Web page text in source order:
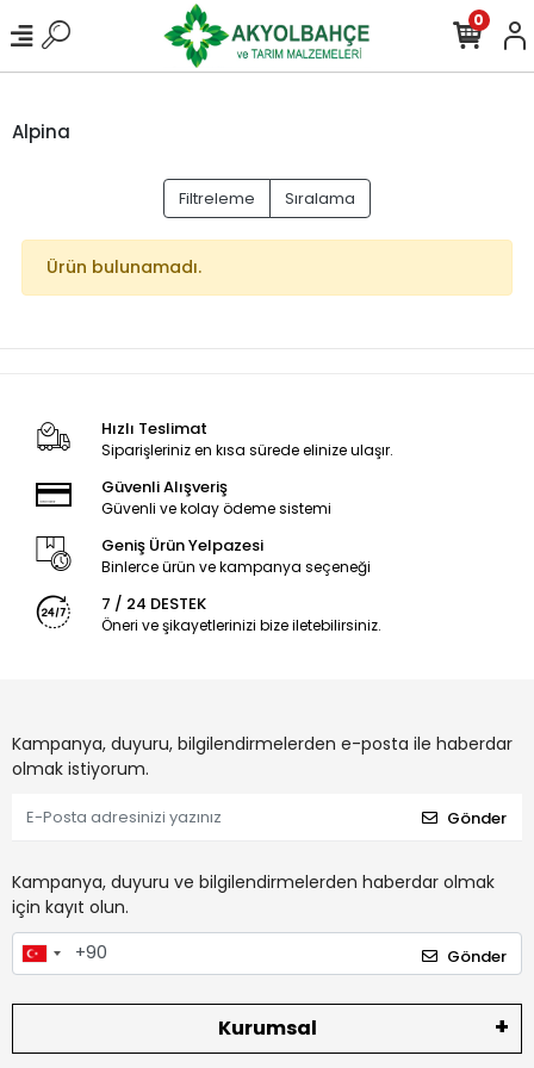
0
Alpina
Filtreleme Sıralama
Ürün bulunamadı.
Hızlı Teslimat
Siparişleriniz en kısa sürede elinize ulaşır.
Güvenli Alışveriş
Güvenli ve kolay ödeme sistemi
Geniş Ürün Yelpazesi
Binlerce ürün ve kampanya seçeneği
7 / 24 DESTEK
Öneri ve şikayetlerinizi bize iletebilirsiniz.
Kampanya, duyuru, bilgilendirmelerden e-posta ile haberdar
olmak istiyorum.
Gönder
Kampanya, duyuru ve bilgilendirmelerden haberdar olmak
için kayıt olun.
Gönder
Kurumsal